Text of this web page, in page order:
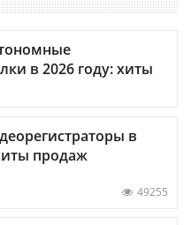
в 2026 году: хиты
в
продаж
49255